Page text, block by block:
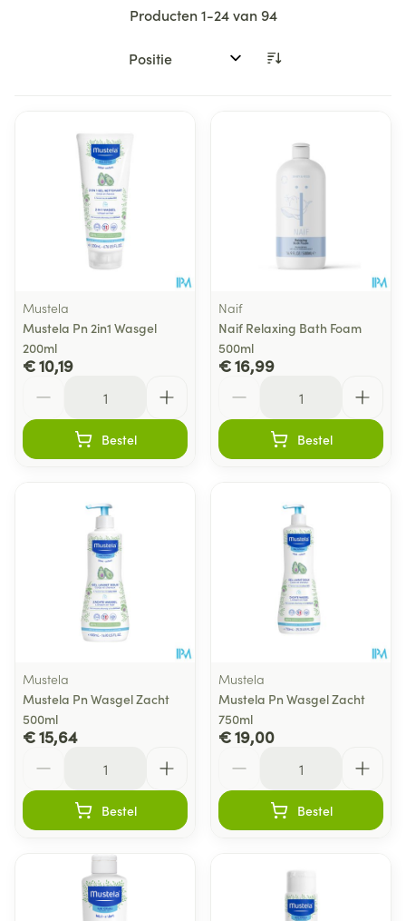
Producten1-24van94
Sorteer op:
Mustela
Mustela Pn 2in1 Wasgel
200ml
€ 10,19
Bestel
Naif
Naif Relaxing Bath Foam
500ml
€ 16,99
Bestel
Mustela
Mustela Pn Wasgel Zacht
500ml
€ 15,64
Bestel
Mustela
Mustela Pn Wasgel Zacht
750ml
€ 19,00
Bestel